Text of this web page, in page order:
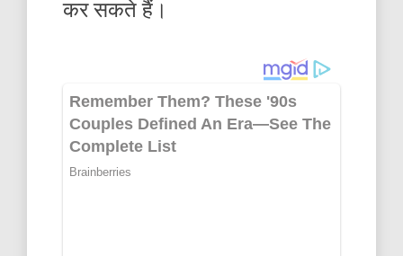
कर सकते हैं।